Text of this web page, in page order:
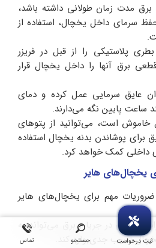
ثبت درخواست جستجو تماس
مدت زمان طولانی داشته باشد،
سرمای داخل یخچال، استفاده از
پلاستیکی را از قبل در فریزر
برق آنها را داخل یخچال قرار
عایق سرمایی عمل کرده و دمای
ساعت پایین نگه می‌دارند.
خاموش است، می‌توانید از پتوهای
برای پوشاندن بدنه یخچال استفاده
داخلی کمک خواهد کرد.
یخچال‌های هایر
مهم برای یخچال‌های هایر
ناگهانی در جریان برق می‌تواند به
آسیب جدی وارد کند.